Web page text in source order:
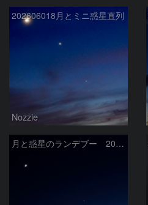
202606018月とミニ惑星直列
Nozzie
月と惑星のランデブー 2026/06/19